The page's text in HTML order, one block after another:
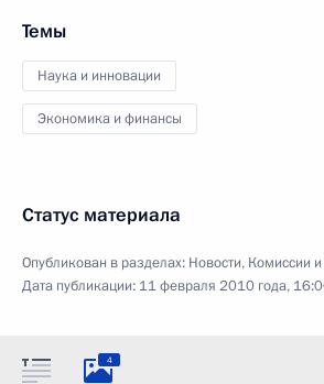
Темы
Наука и инновации
Экономика и финансы
Статус материала
Опубликован в разделах: Новости, Комиссии
Дата публикации: 11 февраля 2010 года,
4